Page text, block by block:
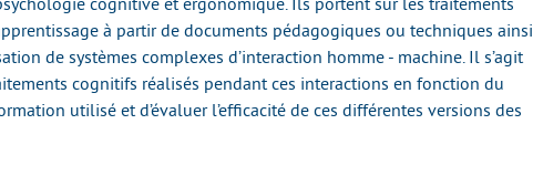
cognitive et ergonomique. Ils portent sur les traitements
à partir de documents pédagogiques ou techniques ainsi
de systèmes complexes d’interaction homme - machine. Il s’agit
cognitifs réalisés pendant ces interactions en fonction du
utilisé et d’évaluer l’efficacité de ces différentes versions des